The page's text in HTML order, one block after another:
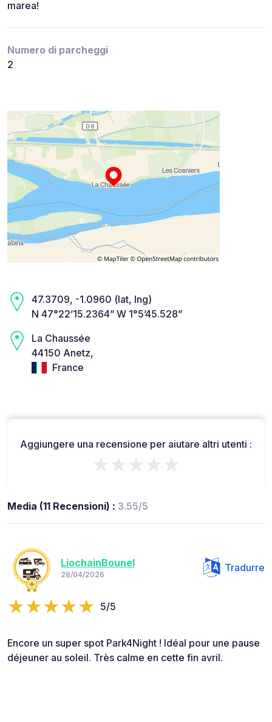
marea!
Numero di parcheggi
2
47.3709, -1.0960 (lat, lng)
N 47°22’15.2364” W 1°5’45.528”
La Chaussée
44150 Anetz,
France
Aggiungere una recensione per aiutare altri utenti :
★★★★★
Media (11 Recensioni) : 3.55/5
LiochainBounel
28/04/2026
Tradurre
5/5
Encore un super spot Park4Night ! Idéal pour une pause
déjeuner au soleil. Très calme en cette fin avril.